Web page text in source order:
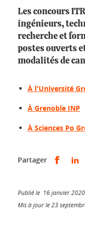
Les concours
ingénieurs,
recherche et
postes ouverts
modalités de
À l'Université
À Grenoble INP
À Sciences Po
Partager
Publié le 16 janvier 2020
Mis à jour le 23